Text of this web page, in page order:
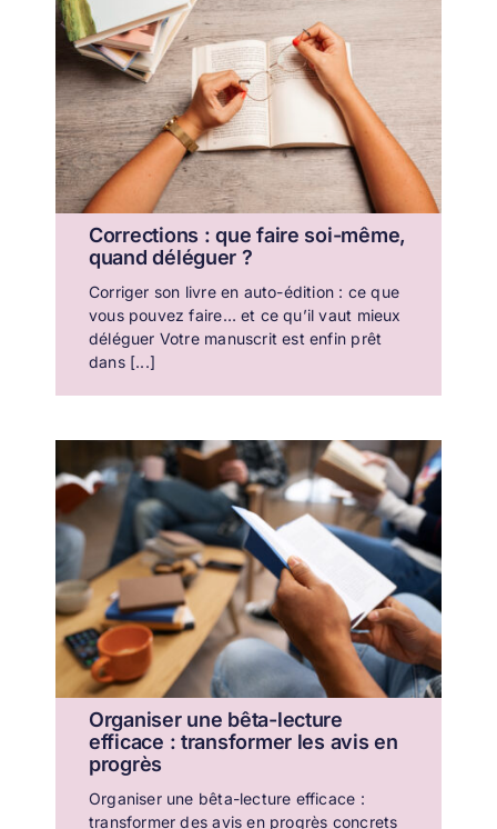
Corrections : que faire soi-même,
quand déléguer ?
Corriger son livre en auto-édition : ce que
vous pouvez faire… et ce qu’il vaut mieux
déléguer Votre manuscrit est enfin prêt
dans [...]
Organiser une bêta-lecture
efficace : transformer les avis en
progrès
Organiser une bêta-lecture efficace :
transformer des avis en progrès concrets